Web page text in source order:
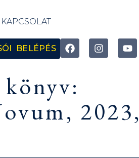
KAPCSOLAT
BELÉPÉS
2023,